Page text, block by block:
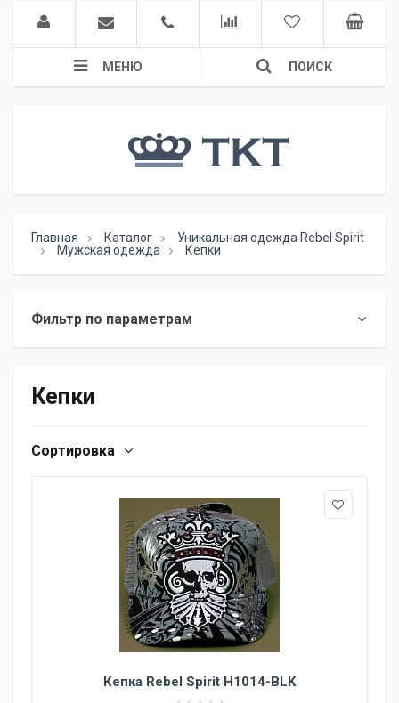
МЕНЮ ПОИСК
Главная Каталог
Уникальная одежда Rebel Spirit
Мужская одежда
Кепки
Фильтр по параметрам
Кепки
Сортировка
Кепка Rebel Spirit H1014-BLK